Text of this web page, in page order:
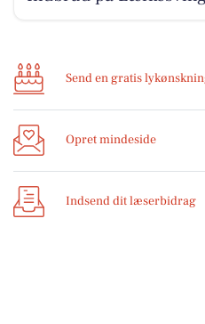
Send en gratis
Opret mindeside
Indsend dit læserbidrag